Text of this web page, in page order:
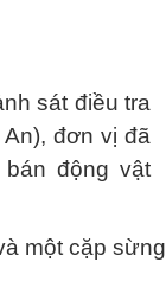
sát điều tra
đơn vị đã
động vật